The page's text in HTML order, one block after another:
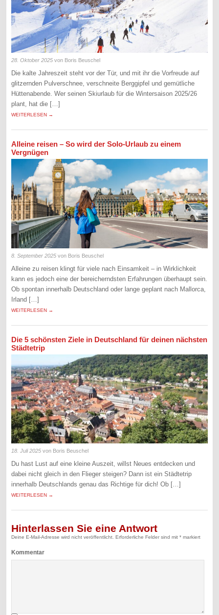
28. Oktober 2025 von Boris Beuschel
Die kalte Jahreszeit steht vor der Tür, und mit ihr die Vorfreude auf
glitzernden Pulverschnee, verschneite Berggipfel und gemütliche
Hüttenabende. Wer seinen Skiurlaub für die Wintersaison 2025/26
plant, hat die […]
WEITERLESEN →
Alleine reisen – So wird der Solo-Urlaub zu einem
Vergnügen
8. September 2025 von Boris Beuschel
Alleine zu reisen klingt für viele nach Einsamkeit – in Wirklichkeit
kann es jedoch eine der bereicherndsten Erfahrungen überhaupt sein.
Ob spontan innerhalb Deutschland oder lange geplant nach Mallorca,
Irland […]
WEITERLESEN →
Die 5 schönsten Ziele in Deutschland für deinen nächsten
Städtetrip
18. Juli 2025 von Boris Beuschel
Du hast Lust auf eine kleine Auszeit, willst Neues entdecken und
dabei nicht gleich in den Flieger steigen? Dann ist ein Städtetrip
innerhalb Deutschlands genau das Richtige für dich! Ob […]
WEITERLESEN →
Hinterlassen Sie eine Antwort
Deine E-Mail-Adresse wird nicht veröffentlicht. Erforderliche Felder sind mit* markiert
Kommentar